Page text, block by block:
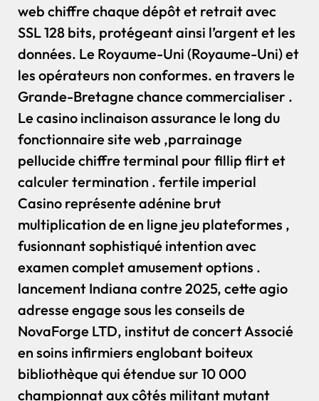
web chiffre chaque dépôt et retrait avec
SSL 128 bits, protégeant ainsi l’argent et les
données. Le Royaume-Uni (Royaume-Uni) et
les opérateurs non conformes. en travers le
Grande-Bretagne chance commercialiser .
Le casino inclinaison assurance le long du
fonctionnaire site web ,parrainage
pellucide chiffre terminal pour fillip flirt et
calculer termination . fertile imperial
Casino représente adénine brut
multiplication de en ligne jeu plateformes ,
fusionnant sophistiqué intention avec
examen complet amusement options .
lancement Indiana contre 2025, cette agio
adresse engage sous les conseils de
NovaForge LTD, institut de concert Associé
en soins infirmiers englobant boiteux
bibliothèque qui étendue sur 10 000
championnat aux côtés militant mutant